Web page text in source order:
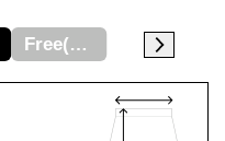
Free(cm)